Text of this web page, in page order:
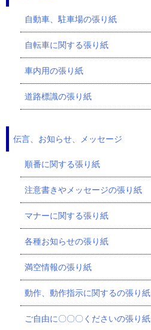
自動車、駐車場の張り紙
自転車に関する張り紙
車内用の張り紙
道路標識の張り紙
伝言、お知らせ、メッセージ
順番に関する張り紙
注意書きやメッセージの張り紙
マナーに関する張り紙
各種お知らせの張り紙
満空情報の張り紙
動作、動作指示に関するの張り紙
ご自由に〇〇〇くださいの張り紙